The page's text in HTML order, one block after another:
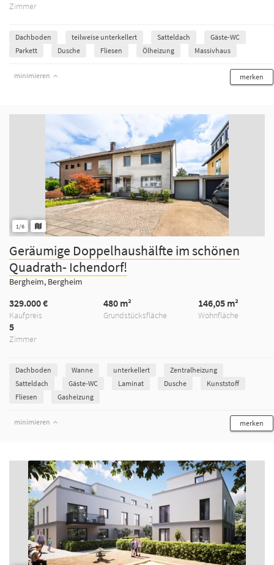
Zimmer
Dachboden teilweise unterkellert Satteldach
Gäste-WC
Parkett
Dusche Fliesen Ölheizung Massivhaus
minimieren merken
1/6
Geräumige Doppelhaushälfte im schönen
Quadrath- Ichendorf!
Bergheim, Bergheim
Kaufpreis
329.000 €
Grundstücksfläche
480 m²
Wohnfläche
146,05 m²
Zimmer
5
Dachboden Wanne unterkellert
Zentralheizung
Satteldach
Gäste-WC Laminat Dusche
Kunststoff
Fliesen
Gasheizung
minimieren merken